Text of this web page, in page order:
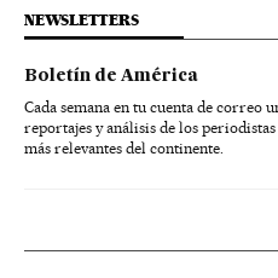
NEWSLETTERS
Boletín de América
Cada semana en tu cuenta de correo
reportajes y análisis de los
más relevantes del continente.